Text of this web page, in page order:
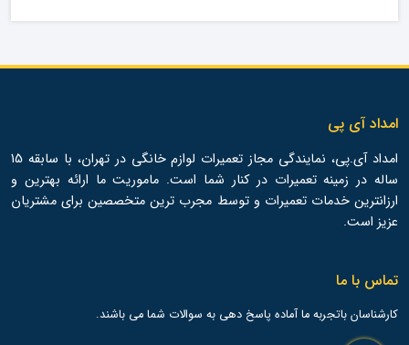
امداد آی پی
امداد آی.پی، نمایندگی مجاز تعمیرات لوازم خانگی در تهران، با سابقه 15
ساله در زمینه تعمیرات در کنار شما است. ماموریت ما ارائه بهترین و
ارزانترین خدمات تعمیرات و توسط مجرب ترین متخصصین برای مشتریان
عزیز است.
تماس با ما
کارشناسان باتجربه ما آماده پاسخ دهی به سوالات شما می باشند.